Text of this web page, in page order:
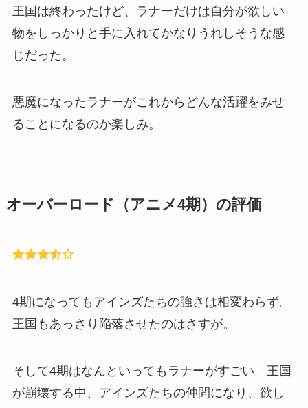
王国は終わったけど、ラナーだけは自分が欲しい
物をしっかりと手に入れてかなりうれしそうな感
じだった。
悪魔になったラナーがこれからどんな活躍をみせ
ることになるのか楽しみ。
オーバーロード（アニメ4期）の評価
4期になってもアインズたちの強さは相変わらず。
王国もあっさり陥落させたのはさすが。
そして4期はなんといってもラナーがすごい。王国
が崩壊する中、アインズたちの仲間になり、欲し